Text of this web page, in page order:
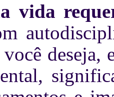
vida
deseja,